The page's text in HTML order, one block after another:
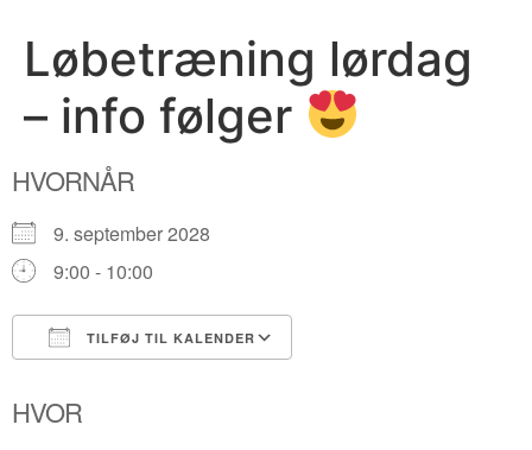
Løbetræning lørdag
– info følger
HVORNÅR
9. september 2028
9:00 - 10:00
TILFØJ TIL KALENDER
HVOR